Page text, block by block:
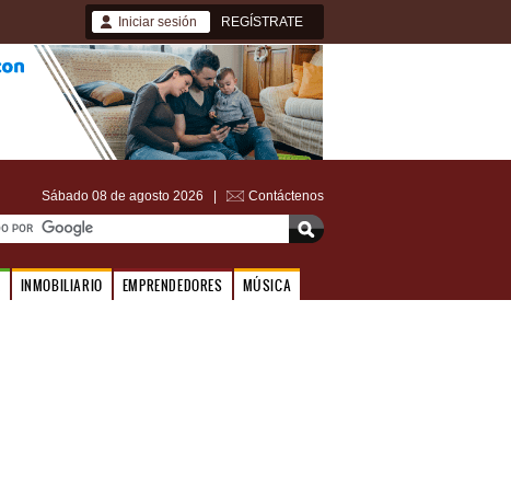
Iniciar sesión REGÍSTRATE
Sábado 08 de agosto 2026 | Contáctenos
INMOBILIARIO EMPRENDEDORES MÚSICA